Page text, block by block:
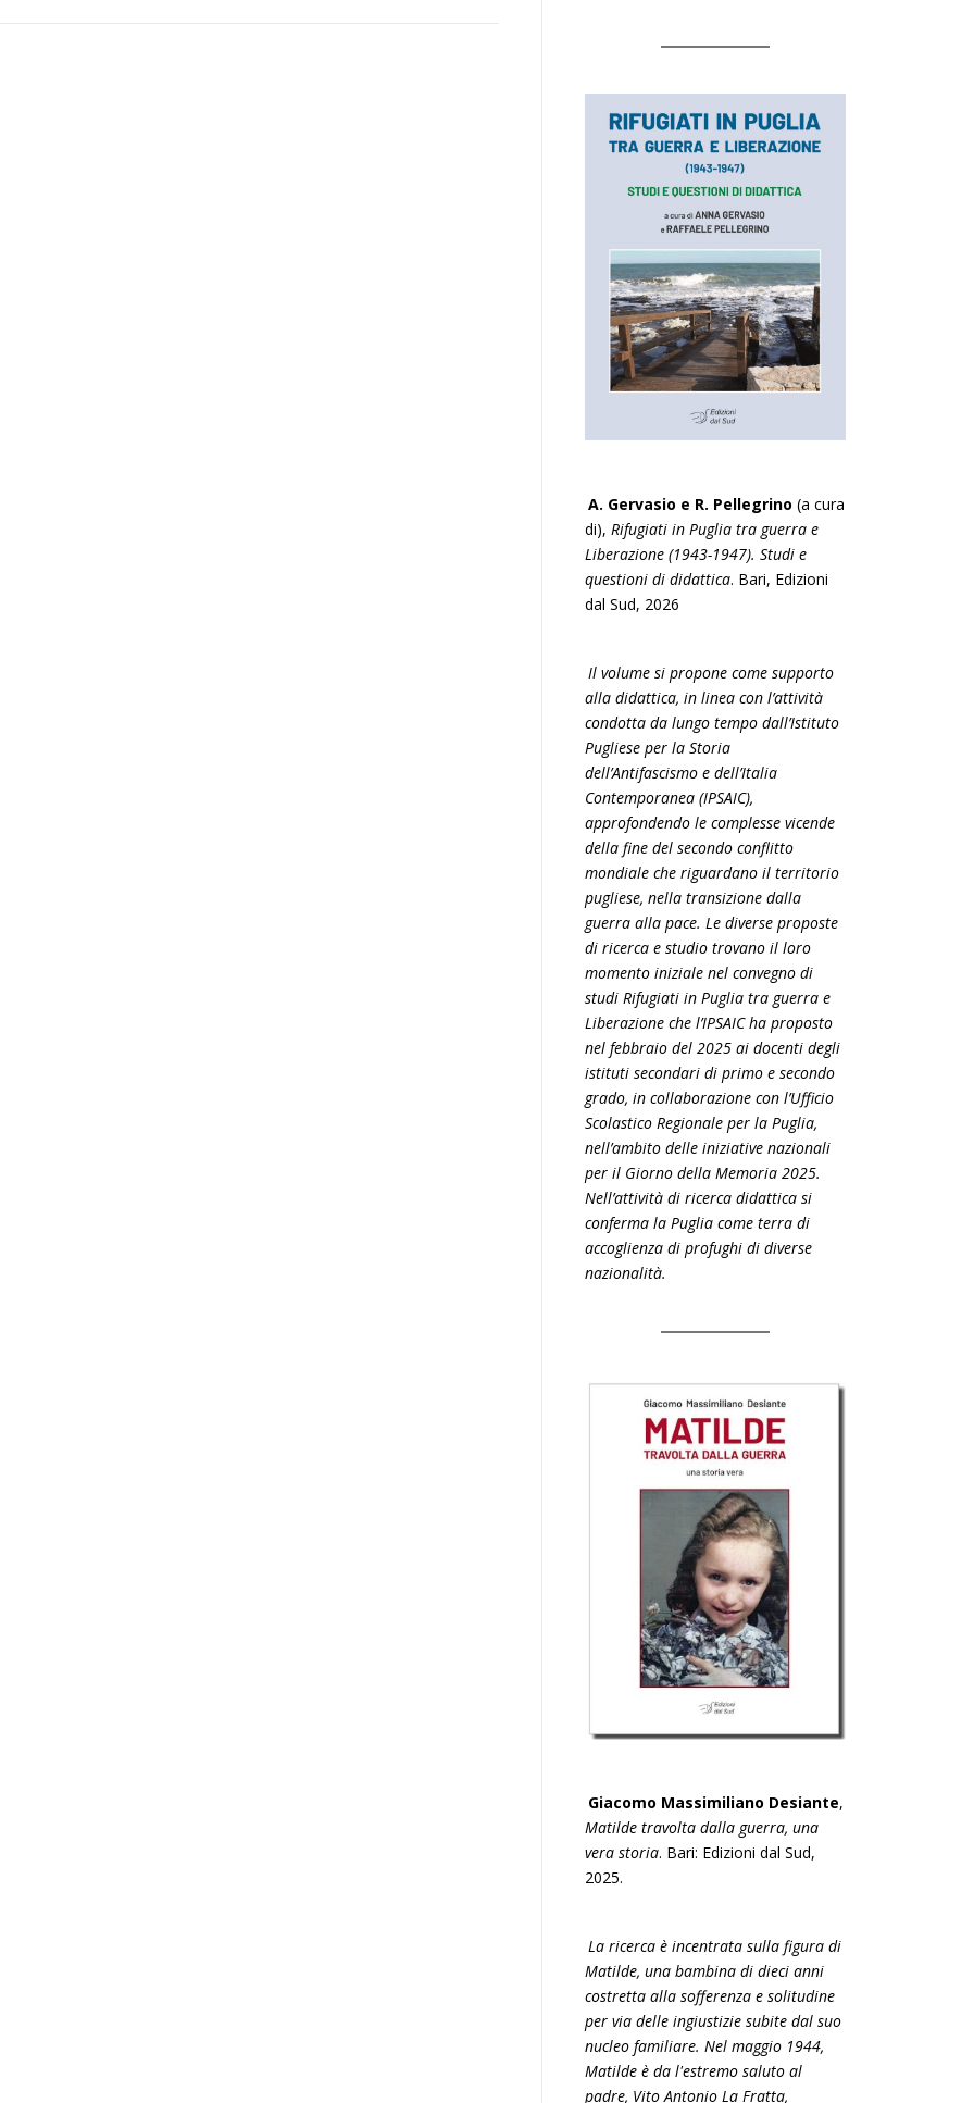
A. Gervasio e R. Pellegrino (a cura
di), Rifugiati in Puglia tra guerra e
Liberazione (1943-1947). Studi e
questioni di didattica. Bari, Edizioni
dal Sud, 2026
Il volume si propone come supporto
alla didattica, in linea con l’attività
condotta da lungo tempo dall’Istituto
Pugliese per la Storia
dell’Antifascismo e dell’Italia
Contemporanea (IPSAIC),
approfondendo le complesse vicende
della fine del secondo conflitto
mondiale che riguardano il territorio
pugliese, nella transizione dalla
guerra alla pace. Le diverse proposte
di ricerca e studio trovano il loro
momento iniziale nel convegno di
studi Rifugiati in Puglia tra guerra e
Liberazione che l’IPSAIC ha proposto
nel febbraio del 2025 ai docenti degli
istituti secondari di primo e secondo
grado, in collaborazione con l’Ufficio
Scolastico Regionale per la Puglia,
nell’ambito delle iniziative nazionali
per il Giorno della Memoria 2025.
Nell’attività di ricerca didattica si
conferma la Puglia come terra di
accoglienza di profughi di diverse
nazionalità.
Giacomo Massimiliano Desiante,
Matilde travolta dalla guerra, una
vera storia. Bari: Edizioni dal Sud,
2025.
La ricerca è incentrata sulla figura di
Matilde, una bambina di dieci anni
costretta alla sofferenza e solitudine
per via delle ingiustizie subite dal suo
nucleo familiare. Nel maggio 1944,
Matilde è da l'estremo saluto al
padre, Vito Antonio La Fratta,